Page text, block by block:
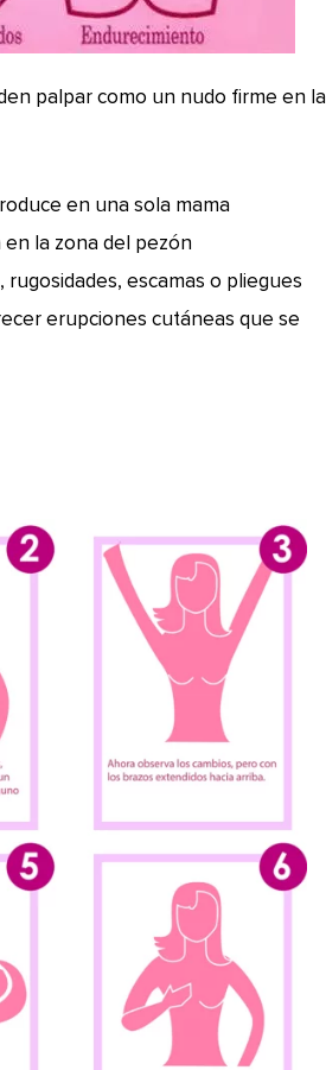
palpar como un nudo firme en la
en una sola mama
la zona del pezón
escamas o pliegues
erupciones cutáneas que se